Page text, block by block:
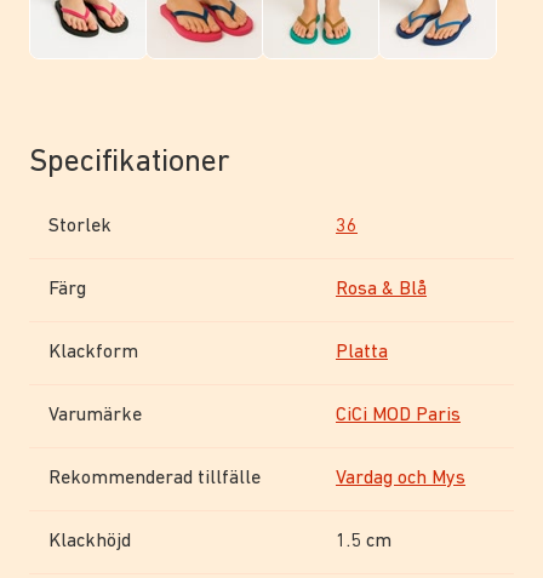
Specifikationer
Storlek 36
Färg Rosa & Blå
Klackform Platta
Varumärke CiCi MOD Paris
Rekommenderad tillfälle Vardag och Mys
Klackhöjd 1.5 cm